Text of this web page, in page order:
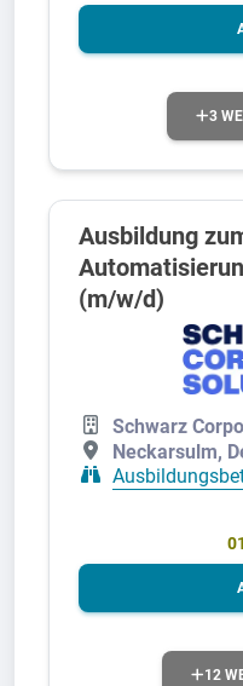
3
Ausbildung
(m/w/d)
Schwarz
Neckarsulm,
12